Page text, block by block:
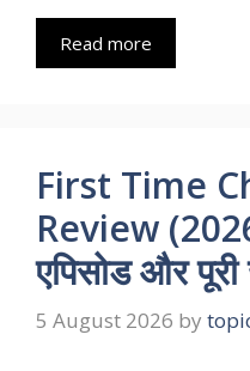
Read more
First Time
Review
एपिसोड और पूरी
5 August 2026 by